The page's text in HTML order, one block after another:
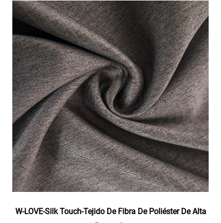
W-LOVE-Silk Touch-Tejido De Fibra De Poliéster De Alta